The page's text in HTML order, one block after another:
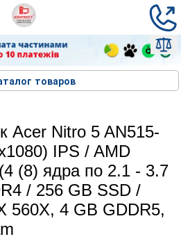
товаров
Acer Nitro 5 AN515-
IPS / AMD
(8) ядра по 2.1 - 3.7
/ 256 GB SSD /
560X, 4 GB GDDR5,